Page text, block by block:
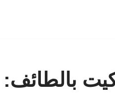
بالطائف: